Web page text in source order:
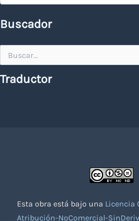
Buscador
por:
Traductor
Esta obra está bajo una Licencia
Atribución-NoComercial-